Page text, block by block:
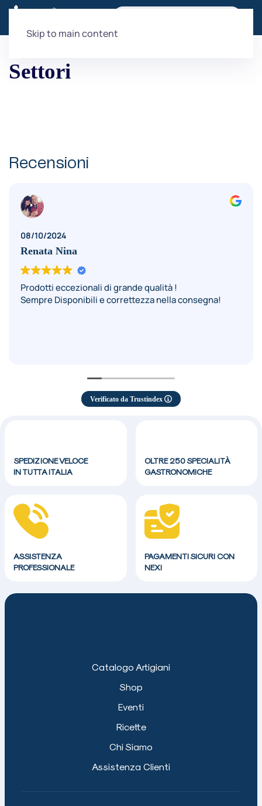
Skip to main content
Settori
Recensioni
Renata Nina
08/10/2024
Prodotti eccezionali di grande qualità !
Sempre Disponibili e correttezza nella consegna!
Verificato da Trustindex
SPEDIZIONE VELOCE
IN TUTTA ITALIA
OLTRE 250 SPECIALITÀ
GASTRONOMICHE
ASSISTENZA
PROFESSIONALE
PAGAMENTI SICURI CON
NEXI
Catalogo Artigiani
Shop
Eventi
Ricette
Chi Siamo
Assistenza Clienti